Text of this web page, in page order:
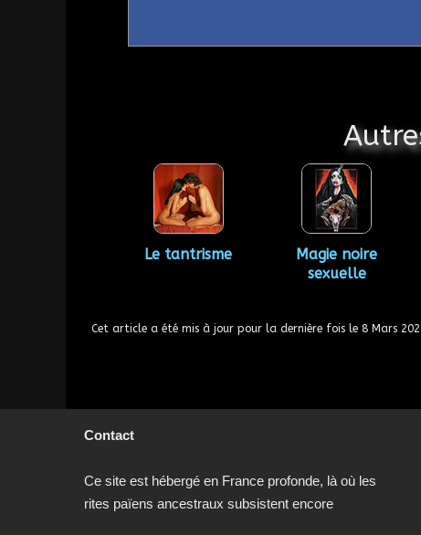
Le tantrisme
Magie noire
sexuelle
Cet article a été mis à jour pour la dernière fois le 8 Mars
Contact
Ce site est hébergé en France profonde, là où les
rites païens ancestraux subsistent encore